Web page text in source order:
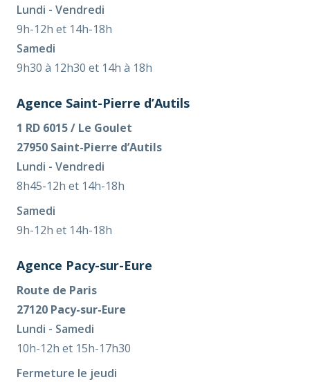
Lundi - Vendredi
9h-12h et 14h-18h
Samedi
9h30 à 12h30 et 14h à 18h
Agence Saint-Pierre d’Autils
1 RD 6015 / Le Goulet
27950 Saint-Pierre d’Autils
Lundi - Vendredi
8h45-12h et 14h-18h
Samedi
9h-12h et 14h-18h
Agence Pacy-sur-Eure
Route de Paris
27120 Pacy-sur-Eure
Lundi - Samedi
10h-12h et 15h-17h30
Fermeture le jeudi